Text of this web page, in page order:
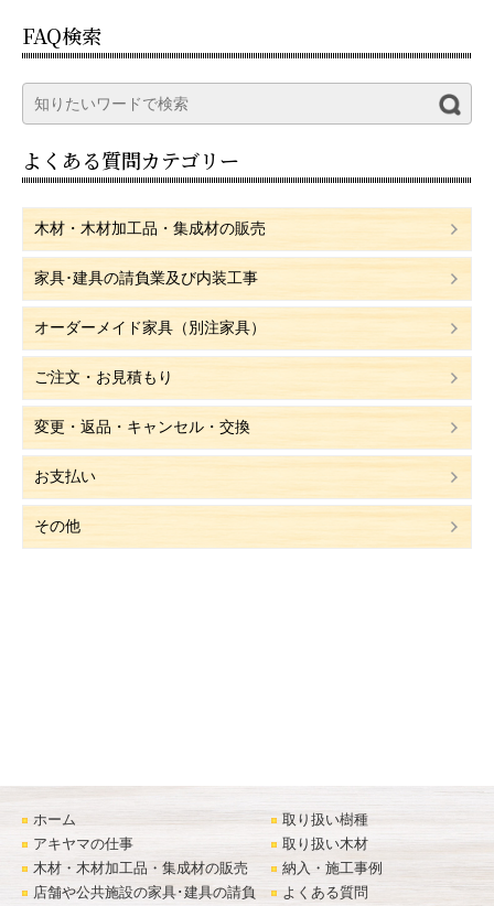
FAQ検索
よくある質問カテゴリー
木材・木材加工品・集成材の販売
家具･建具の請負業及び内装工事
オーダーメイド家具（別注家具）
ご注文・お見積もり
変更・返品・キャンセル・交換
お支払い
その他
ホーム
アキヤマの仕事
木材・木材加工品・集成材の販売
店舗や公共施設の家具･建具の請負
取り扱い樹種
取り扱い木材
納入・施工事例
よくある質問